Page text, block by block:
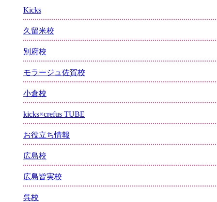
Kicks
久留米校
別府校
モラージュ佐賀校
小倉校
kicks×crefus TUBE
お役立ち情報
広島校
広島皆実校
呉校